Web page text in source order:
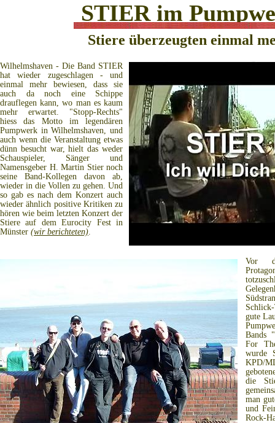
STIER im
Stiere überzeugten einmal
Wilhelmshaven - Die Band STIER
hat wieder zugeschlagen - und
einmal mehr bewiesen, dass sie
auch da noch eine Schippe
drauflegen kann, wo man es kaum
mehr erwartet. "Stopp-Rechts"
hiess das Motto im legendären
Pumpwerk in Wilhelmshaven, und
auch wenn die Veranstaltung etwas
dünn besucht war, hielt das weder
Schauspieler, Sänger und
Namensgeber H. Martin Stier noch
seine Band-Kollegen davon ab,
wieder in die Vollen zu gehen. Und
so gab es nach dem Konzert auch
wieder ähnlich positive Kritiken zu
hören wie beim letzten Konzert der
Stiere auf dem Eurocity Fest in
Münster (wir berichteten).
Vor
gute
Bands
For
wurde
KPD/
die
man
und
Rock-